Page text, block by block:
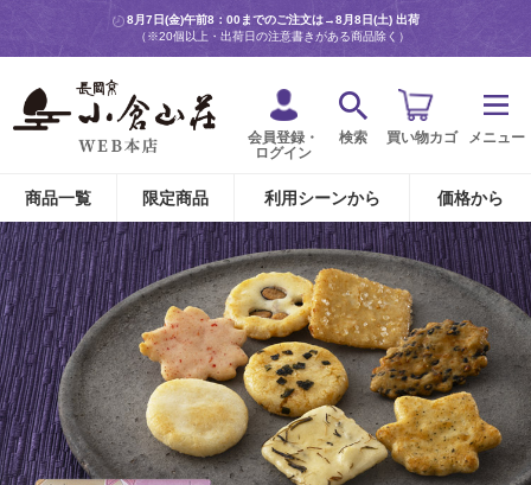
8月7日(金)午前8：00までのご注文は→8月8日(土) 出荷
（※20個以上・出荷日の注意書きがある商品除く）
会員登録・
ログイン
検索 買い物カゴ メニュー
商品一覧 限定商品 利用シーンから 価格から